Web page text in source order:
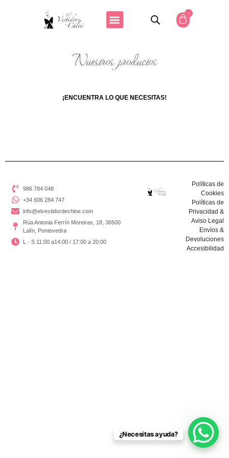
0
Nuestros productos
¡ENCUENTRA LO QUE NECESITAS!
986 784 048
+34 606 284 747
info@elvestidordechloe.com
Rúa Antonia Ferrín Moreiras, 18, 36500
Lalín, Pontevedra
L - S 11:00 a14:00 / 17:00 a 20:00
Políticas de
Cookies
Políticas de
Privacidad &
Aviso Legal
Envíos &
Devoluciones
Accesibilidad
¿Necesitas ayuda?